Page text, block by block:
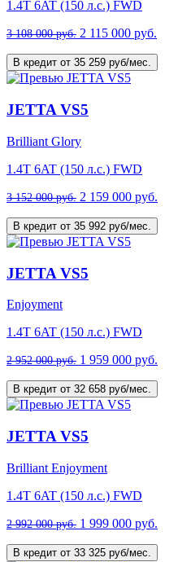
1.4T 6AT (150 л.с.) FWD
3 108 000 руб. 2 115 000 руб.
В кредит от 35 259 руб/мес.
JETTA VS5
Brilliant Glory
1.4T 6AT (150 л.с.) FWD
3 152 000 руб. 2 159 000 руб.
В кредит от 35 992 руб/мес.
JETTA VS5
Enjoyment
1.4T 6AT (150 л.с.) FWD
2 952 000 руб. 1 959 000 руб.
В кредит от 32 658 руб/мес.
JETTA VS5
Brilliant Enjoyment
1.4T 6AT (150 л.с.) FWD
2 992 000 руб. 1 999 000 руб.
В кредит от 33 325 руб/мес.